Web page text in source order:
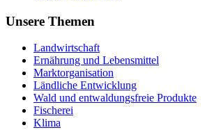
Unsere Themen
Land­wirt­schaft
Er­näh­rung und Le­bens­mit­tel
Markt­or­ga­ni­sa­ti­on
Länd­li­che Ent­wick­lung
Wald und ent­wal­dungs­freie Pro­duk­te
Fi­sche­rei
Kli­ma